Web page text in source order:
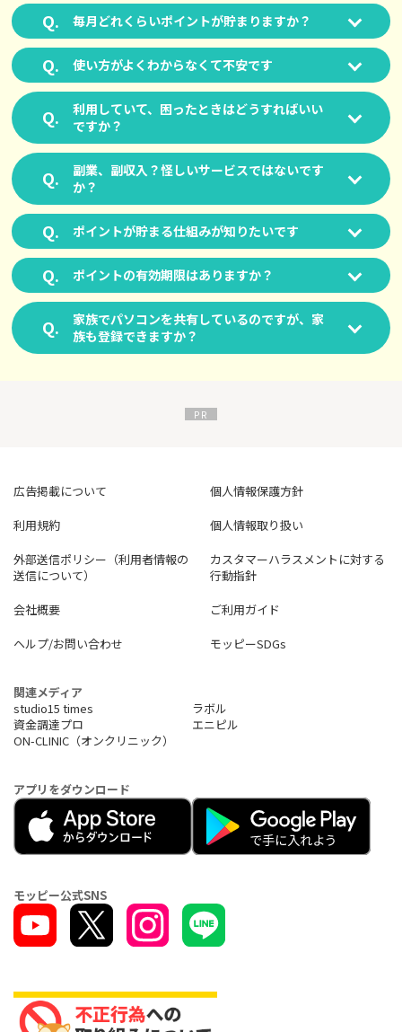
毎月どれくらいポイントが貯まりますか？
使い方がよくわからなくて不安です
利用していて、困ったときはどうすればいい
ですか？
副業、副収入？怪しいサービスではないです
か？
ポイントが貯まる仕組みが知りたいです
ポイントの有効期限はありますか？
家族でパソコンを共有しているのですが、家
族も登録できますか？
広告掲載について
個人情報保護方針
利用規約
個人情報取り扱い
外部送信ポリシー（利用者情報の
送信について）
カスタマーハラスメントに対する
行動指針
会社概要
ご利用ガイド
ヘルプ/お問い合わせ
モッピーSDGs
関連メディア
studio15 times
ラボル
資金調達プロ
エニピル
ON-CLINIC（オンクリニック）
アプリをダウンロード
モッピー公式SNS